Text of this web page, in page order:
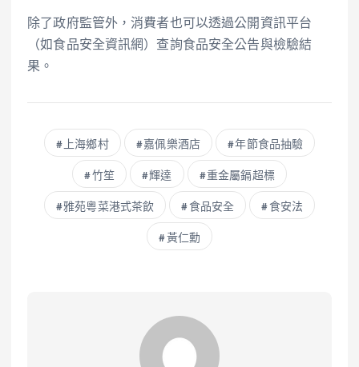
除了政府監管外，消費者也可以透過公開資訊平台
（如食品安全資訊網）查詢食品安全公告與檢驗結
果。
上海鄉村 嘉佩樂酒店 年節食品抽驗
竹笙 輝達 重金屬鎘超標
雅苑粵菜港式茶飲 食品安全 食安法
黃仁勳